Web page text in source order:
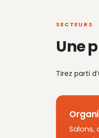
SECTEURS
Une
Tirez parti
Salons,